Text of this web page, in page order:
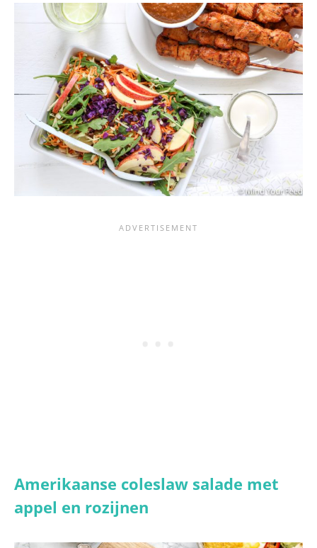
Amerikaanse coleslaw salade met
appel en rozijnen